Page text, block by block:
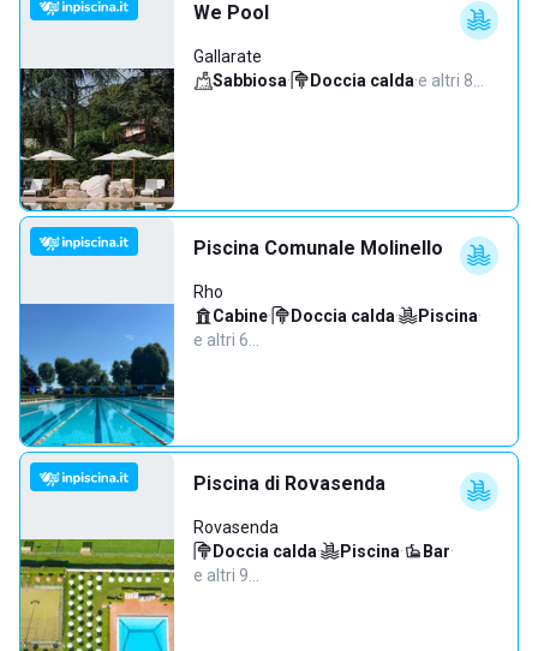
We Pool
Gallarate
Sabbiosa· Doccia calda·e altri 8…
Piscina Comunale Molinello
Rho
Cabine· Doccia calda· Piscina·
e altri 6…
Piscina di Rovasenda
Rovasenda
Doccia calda· Piscina· Bar·
e altri 9…